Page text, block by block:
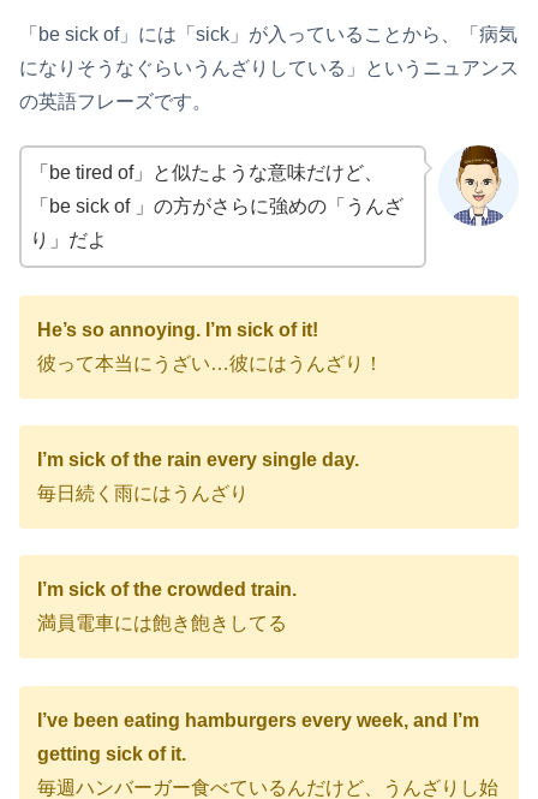
「be sick of」には「sick」が入っていることから、「病気
になりそうなぐらいうんざりしている」というニュアンス
の英語フレーズです。
「be tired of」と似たような意味だけど、
「be sick of 」の方がさらに強めの「うんざ
り」だよ
He’s so annoying. I’m sick of it!
彼って本当にうざい…彼にはうんざり！
I’m sick of the rain every single day.
毎日続く雨にはうんざり
I’m sick of the crowded train.
満員電車には飽き飽きしてる
I’ve been eating hamburgers every week, and I’m
getting sick of it.
毎週ハンバーガー食べているんだけど、うんざりし始